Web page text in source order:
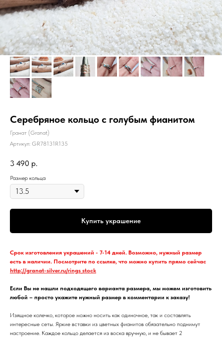
Серебряное кольцо с голубым фианитом
Гранат (Granat)
Артикул: GR78131R135
3 490 р.
Размер кольца
Купить украшение
Срок изготовления украшений - 7-14 дней. Возможно, нужный размер
есть в наличии. Посмотрите по ссылке, что можно купить прямо сейчас
http://granat-silver.ru/rings_stock
Если Вы не нашли подходящего варианта размера, мы можем изготовить
любой – просто укажите нужный размер в комментарии к заказу!
Изящное колечко, которое можно носить как одиночное, так и составлять
интересные сеты. Яркие вставки из цветных фианитов обязательно поднимут
настроение. Каждое кольцо делается из воска вручную, и не бывает 2